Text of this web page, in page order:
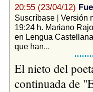
20:55 (23/04/12)
Suscríbase | Versión
19:24 h. Mariano
en Lengua
que han...
El nieto del
continuada de